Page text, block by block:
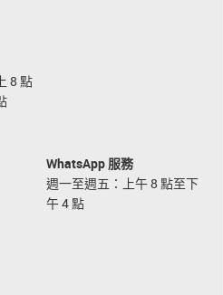
8 點
WhatsApp 服務
週一至週五：上午 8 點至下
午 4 點